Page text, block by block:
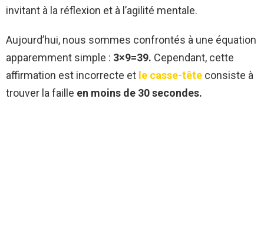
invitant à la réflexion et à l’agilité mentale.
Aujourd’hui, nous sommes confrontés à une équation
apparemment simple : 3×9=39. Cependant, cette
affirmation est incorrecte et le casse-tête consiste à
trouver la faille en moins de 30 secondes.